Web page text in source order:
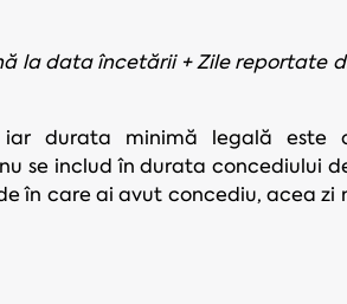
la data încetării + Zile reportate
iar durata minimă legală este
se includ în durata concediului
în care ai avut concediu, acea zi